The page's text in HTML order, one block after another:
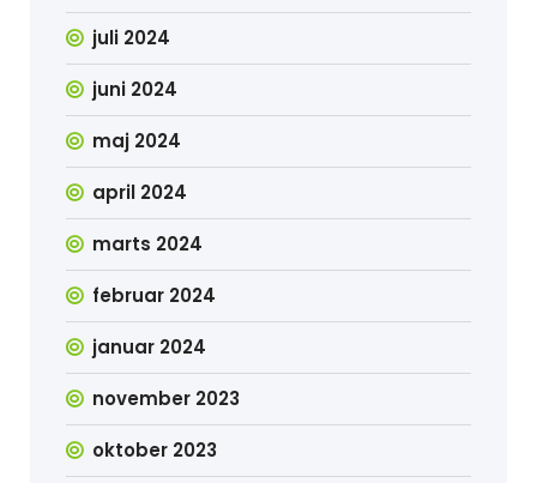
juli 2024
juni 2024
maj 2024
april 2024
marts 2024
februar 2024
januar 2024
november 2023
oktober 2023